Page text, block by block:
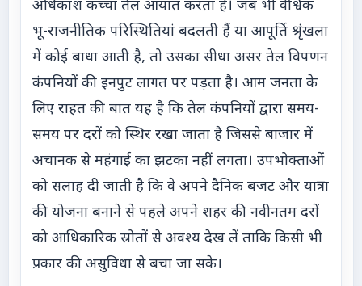
अधिकांश कच्चा तेल आयात करता है। जब भी वैश्विक
भू-राजनीतिक परिस्थितियां बदलती हैं या आपूर्ति श्रृंखला
में कोई बाधा आती है, तो उसका सीधा असर तेल विपणन
कंपनियों की इनपुट लागत पर पड़ता है। आम जनता के
लिए राहत की बात यह है कि तेल कंपनियों द्वारा समय-
समय पर दरों को स्थिर रखा जाता है जिससे बाजार में
अचानक से महंगाई का झटका नहीं लगता। उपभोक्ताओं
को सलाह दी जाती है कि वे अपने दैनिक बजट और यात्रा
की योजना बनाने से पहले अपने शहर की नवीनतम दरों
को आधिकारिक स्रोतों से अवश्य देख लें ताकि किसी भी
प्रकार की असुविधा से बचा जा सके।